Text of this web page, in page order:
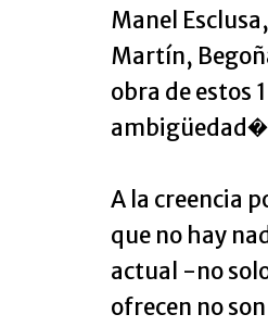
Manel
Martín,
obra de estos
A la creencia
que no hay
actual -no
ofrecen no